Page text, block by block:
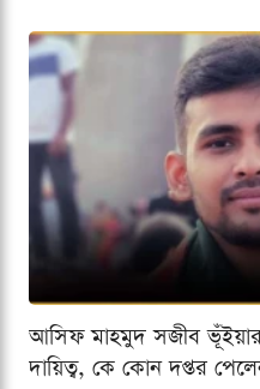
আসিফ মাহমুদ সজীব ভূঁইয়ার
দায়িত্ব, কে কোন দপ্তর